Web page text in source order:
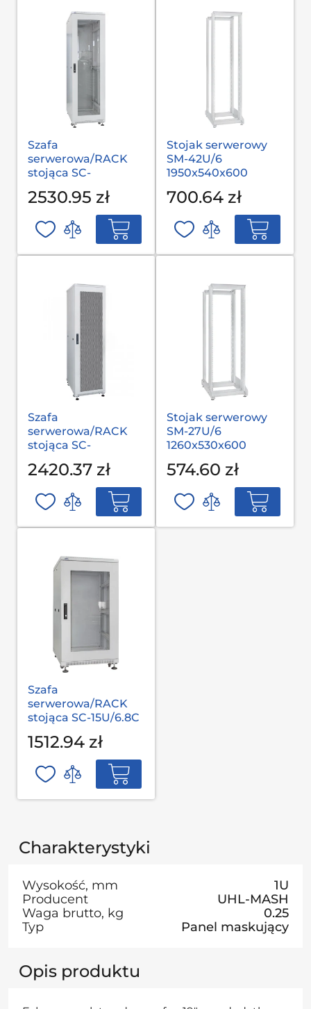
Szafa
serwerowa/RACK
stojąca SC-
2530.95 zł
Stojak serwerowy
SM-42U/6
1950x540x600
700.64 zł
Szafa
serwerowa/RACK
stojąca SC-
2420.37 zł
Stojak serwerowy
SM-27U/6
1260x530x600
574.60 zł
Szafa
serwerowa/RACK
stojąca SC-15U/6.8С
1512.94 zł
Charakterystyki
Wysokość, mm
1U
Producent
UHL-MASH
Waga brutto, kg
0.25
Typ
Panel maskujący
Opis produktu